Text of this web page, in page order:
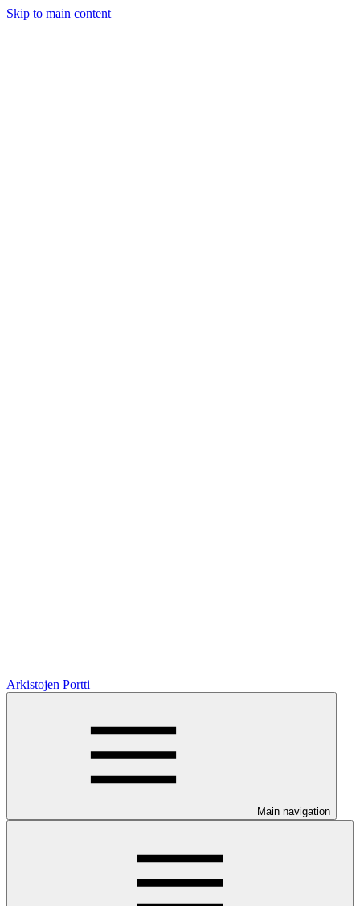
Skip to main content
Arkistojen Portti
Main navigation